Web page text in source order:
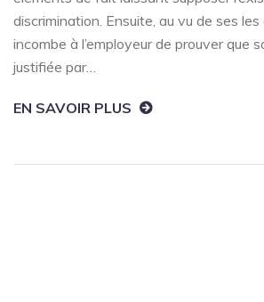
discrimination. Ensuite, au vu de ses les
incombe à l’employeur de prouver que
justifiée par…
EN SAVOIR PLUS